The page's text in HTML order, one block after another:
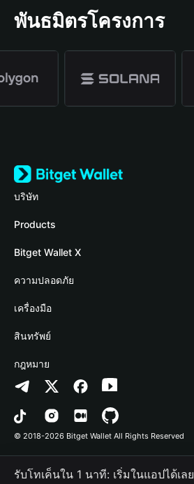
พันธมิตรโครงการ
บริษัท
เกี่ยวกับ Bitget Wallet
Blog
Academy
ข่าวสารด้านคริปโต
ศูนย์ช่วยเหลือ
ติดต่อเรา
ทรัพยากรข้อมูลของแบรนด์
อาชีพ
Products
Crypto Card
Stablecoin Earn
Payfi Crypto
Crypto Swap API
Altcoin Season Index
Prediction Markets
DApp
RWA
Bitget Wallet X
นักพัฒนา
เชื่อมต่อ Wallet
Bitget Wallet Pay
ลิสต์โปรเจกต์
ความปลอดภัย
Protection Fund
เทคโนโลยีความปลอดภัย
เครื่องมือ
ซื้อคริปโต
การตรวจจับการอนุญาต
การตรวจจับสัญญา
การโอนเป็นชุด
สินทรัพย์
Arbitrum
Avalanche
Bitcoin
Polygon
กฎหมาย
นโยบายความเป็นส่วนตัว
ข้อตกลงในการใช้บริการ
© 2018-2026 Bitget Wallet All Rights Reserved
รับโทเค็นใน 1 นาที: เริ่มในแอปได้เลย